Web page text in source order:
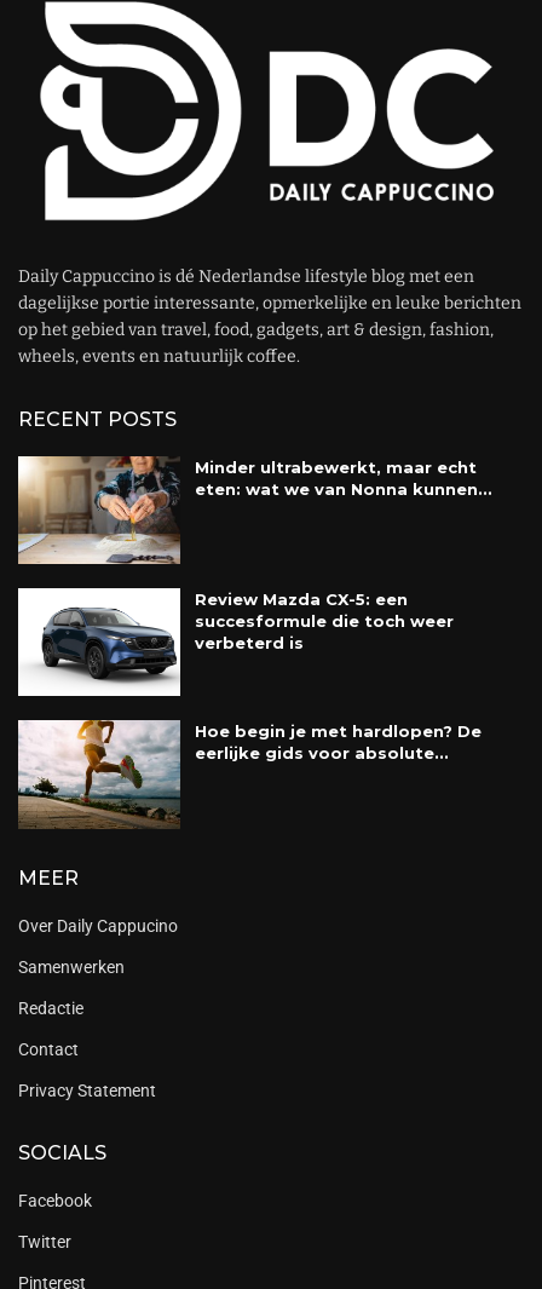
Daily Cappuccino is dé Nederlandse lifestyle blog met een
dagelijkse portie interessante, opmerkelijke en leuke berichten
op het gebied van travel, food, gadgets, art & design, fashion,
wheels, events en natuurlijk coffee.
RECENT POSTS
Minder ultrabewerkt, maar echt
eten: wat we van Nonna kunnen...
Review Mazda CX-5: een
succesformule die toch weer
verbeterd is
Hoe begin je met hardlopen? De
eerlijke gids voor absolute...
MEER
Over Daily Cappucino
Samenwerken
Redactie
Contact
Privacy Statement
SOCIALS
Facebook
Twitter
Pinterest